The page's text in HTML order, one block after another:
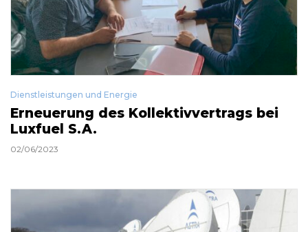
Dienstleistungen und Energie
Erneuerung des Kollektivvertrags bei
Luxfuel S.A.
02/06/2023